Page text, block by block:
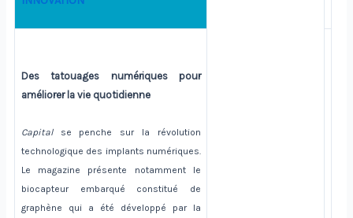
Des tatouages numériques pour
améliorer la vie quotidienne
Capitalse penche sur la révolution
technologique des implants numériques.
Le magazine présente notamment le
biocapteur embarqué constitué de
graphène qui a été développé par la